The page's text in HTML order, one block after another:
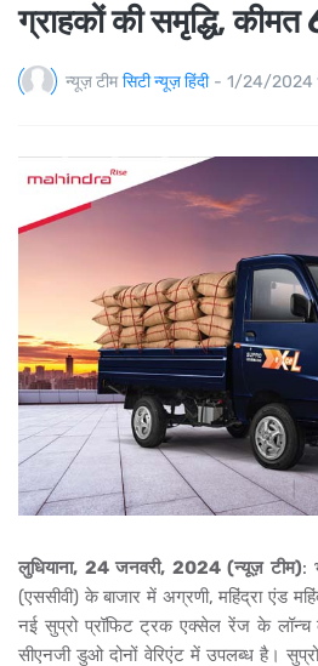
मिशलिन इंडिया का
मिशलिन इंडिया
आगे बढ़ते हुए:
ग्राहकों की समृद्धि,
न्यूज़ टीम सिटी न्यूज़ हिंदी - 1/24/2024
लुधियाना, 24 जनवरी, 2024 (न्यूज़ टीम):
(एससीवी) के बाजार में अग्रणी, महिंद्रा एंड
नई सुप्रो प्रॉफिट ट्रक एक्सेल रेंज के लॉन्च
सीएनजी डुओ दोनों वेरिएंट में उपलब्ध है।